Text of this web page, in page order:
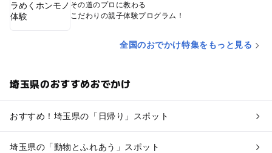
その道のプロに教わる
こだわりの親子体験プログラム！
全国のおでかけ特集をもっと見る
埼玉県のおすすめおでかけ
おすすめ！埼玉県の「日帰り」スポット
埼玉県の「動物とふれあう」スポット